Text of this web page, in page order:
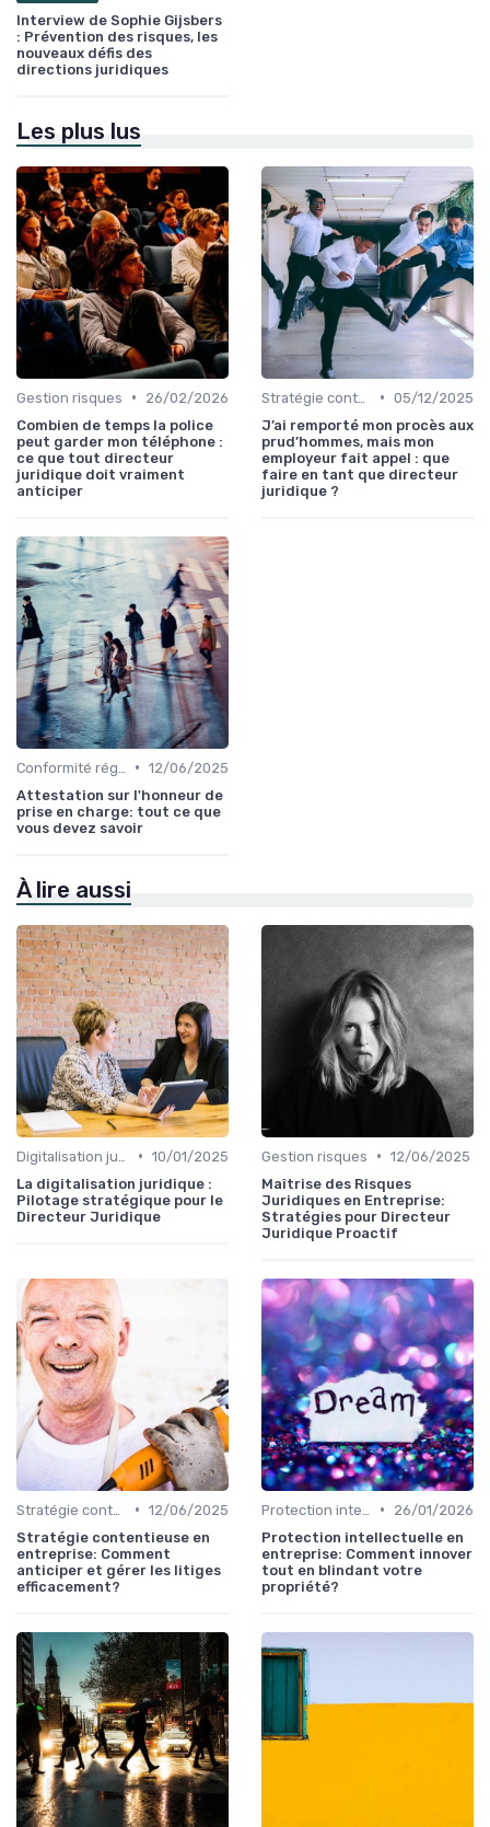
Interview de Sophie Gijsbers
: Prévention des risques, les
nouveaux défis des
directions juridiques
Les plus lus
Gestion risques •
26/02/2026
Combien de temps la police
peut garder mon téléphone :
ce que tout directeur
juridique doit vraiment
anticiper
• 05/12/2025
J’ai remporté mon procès aux
prud’hommes, mais mon
employeur fait appel : que
faire en tant que directeur
juridique ?
• 12/06/2025
Attestation sur l'honneur de
prise en charge: tout ce que
vous devez savoir
À lire aussi
• 10/01/2025
La digitalisation juridique :
Pilotage stratégique pour le
Directeur Juridique
Gestion risques • 12/06/2025
Maîtrise des Risques
Juridiques en Entreprise:
Stratégies pour Directeur
Juridique Proactif
• 12/06/2025
Stratégie contentieuse en
entreprise: Comment
anticiper et gérer les litiges
efficacement?
•
26/01/2026
Protection intellectuelle en
entreprise: Comment innover
tout en blindant votre
propriété?